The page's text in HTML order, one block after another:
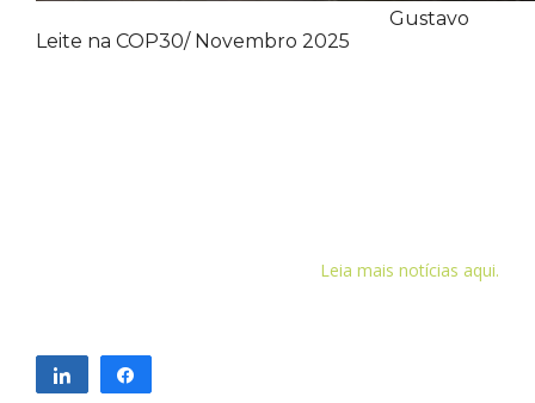
Gustavo
Leite na COP30/ Novembro 2025
Leia mais notícias aqui.
Compartilhar